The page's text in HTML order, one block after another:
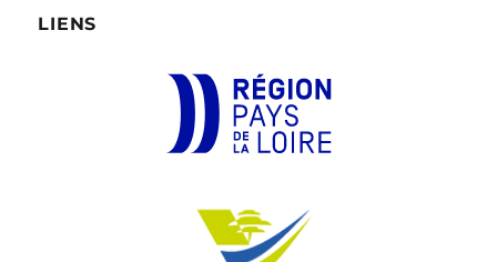
LIENS